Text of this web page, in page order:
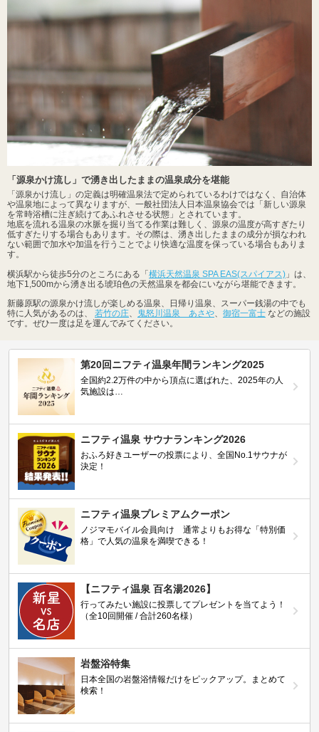
「源泉かけ流し」で湧き出したままの温泉成分を堪能
「源泉かけ流し」の定義は明確温泉法で定められているわけではなく、自治体
や温泉地によって異なりますが、一般社団法人日本温泉協会では「新しい源泉
を常時浴槽に注ぎ続けてあふれさせる状態」とされています。
地底を流れる温泉の水脈を掘り当てる作業は難しく、源泉の温度が高すぎたり
低すぎたりする場合もあります。その際は、湧き出したままの成分が損なわれ
ない範囲で加水や加温を行うことでより快適な温度を保っている場合もありま
す。
横浜駅から徒歩5分のところにある「横浜天然温泉 SPA EAS(スパイアス) 」は、
地下1,500mから湧き出る琥珀色の天然温泉を都会にいながら堪能できます。
新藤原駅の源泉かけ流しが楽しめる温泉、日帰り温泉、スーパー銭湯の中でも
特に人気があるのは、 若竹の庄、 鬼怒川温泉 あさや、 御宿一富士 などの施設
です。ぜひ一度は足を運んでみてください。
第20回ニフティ温泉年間ランキング2025
全国約2.2万件の中から頂点に選ばれた、2025年の人
気施設は…
ニフティ温泉 サウナランキング2026
おふろ好きユーザーの投票により、全国No.1サウナが
決定！
ニフティ温泉プレミアムクーポン
ノジマモバイル会員向け 通常よりもお得な「特別価
格」で人気の温泉を満喫できる！
【ニフティ温泉 百名湯2026】
行ってみたい施設に投票してプレゼントを当てよう！
（全10回開催 / 合計260名様）
岩盤浴特集
日本全国の岩盤浴情報だけをピックアップ。まとめて
検索！